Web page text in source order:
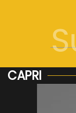
CAPRI